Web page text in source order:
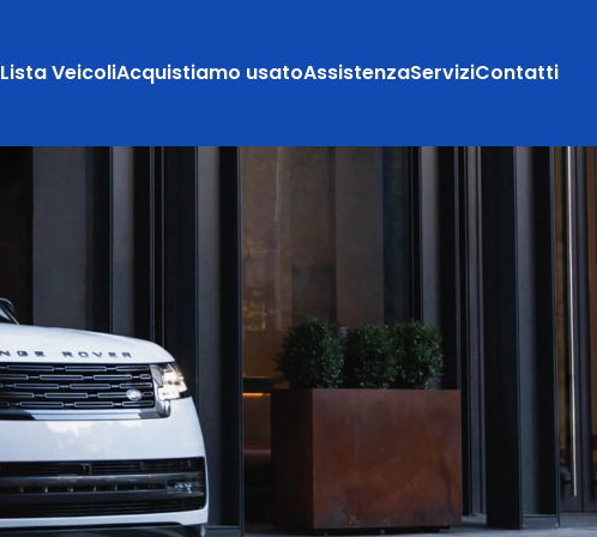
Lista VeicoliAcquistiamo usatoAssistenzaServiziContatti